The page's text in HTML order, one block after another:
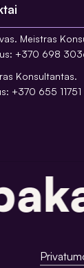
Meistras
+370 698
Konsultantas.
+370 655 11751